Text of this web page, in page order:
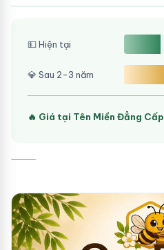
💵 Hiện tại
💎 Sau 2-3 năm
🔥 Giá tại Tên Miền Đẳng Cấp
⸻